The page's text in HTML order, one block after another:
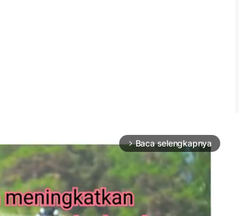
arrow_forward_ios Baca selengkapnya